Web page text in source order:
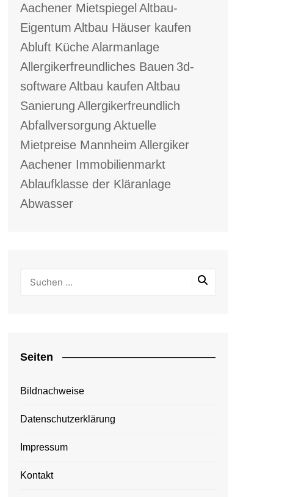
Aachener Mietspiegel Altbau-
Eigentum Altbau Häuser kaufen
Abluft KücheAlarmanlage
Allergikerfreundliches Bauen 3d-
softwareAltbau kaufen Altbau
Sanierung Allergikerfreundlich
Abfallversorgung Aktuelle
Mietpreise Mannheim Allergiker
Aachener Immobilienmarkt
Ablaufklasse der Kläranlage
Abwasser
Seiten
Bildnachweise
Datenschutzerklärung
Impressum
Kontakt